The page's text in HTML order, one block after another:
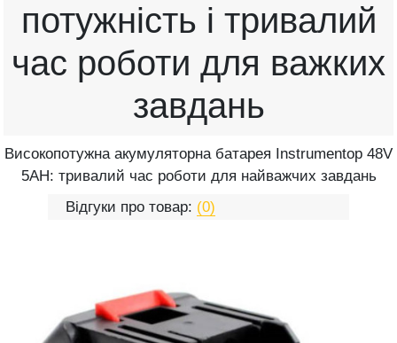
потужність і тривалий
час роботи для важких
завдань
Високопотужна акумуляторна батарея Instrumentop 48V
5AH: тривалий час роботи для найважчих завдань
Відгуки про товар: (0)